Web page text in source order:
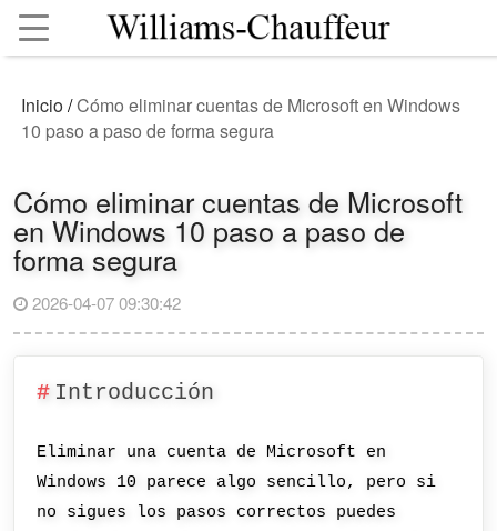
Inicio/Cómo eliminar cuentas de Microsoft en Windows
10 paso a paso de forma segura
Cómo eliminar cuentas de Microsoft
en Windows 10 paso a paso de
forma segura
2026-04-07 09:30:42
Introducción
Eliminar una cuenta de Microsoft en
Windows 10 parece algo sencillo, pero si
no sigues los pasos correctos puedes